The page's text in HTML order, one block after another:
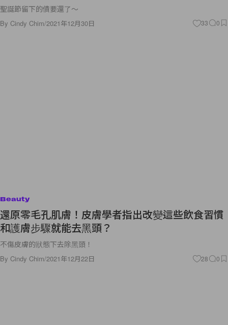
聖誕節留下的債要還了～
By Cindy Chim/2021年12月30日 33 0
Beauty
還原零毛孔肌膚！皮膚學者指出改變這些飲食習慣
和護膚步驟就能去黑頭？
不傷皮膚的狀態下去除黑頭！
By Cindy Chim/2021年12月22日 28 0